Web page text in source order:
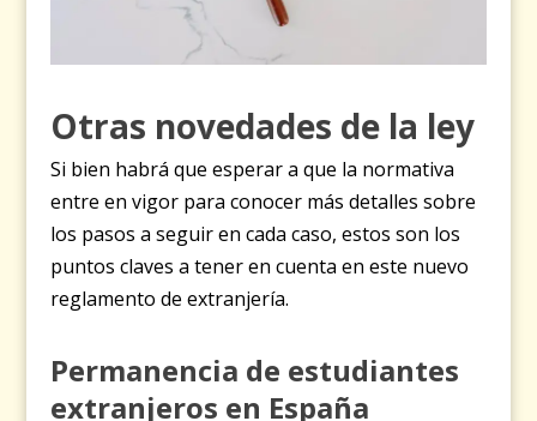
Otras novedades de la ley
Si bien habrá que esperar a que la normativa
entre en vigor para conocer más detalles sobre
los pasos a seguir en cada caso, estos son los
puntos claves a tener en cuenta en este nuevo
reglamento de extranjería.
Permanencia de estudiantes
extranjeros en España